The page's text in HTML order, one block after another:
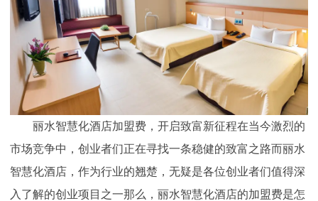
丽水智慧化酒店加盟费，开启致富新征程在当今激烈的
市场竞争中，创业者们正在寻找一条稳健的致富之路而丽水
智慧化酒店，作为行业的翘楚，无疑是各位创业者们值得深
入了解的创业项目之一那么，丽水智慧化酒店的加盟费是怎